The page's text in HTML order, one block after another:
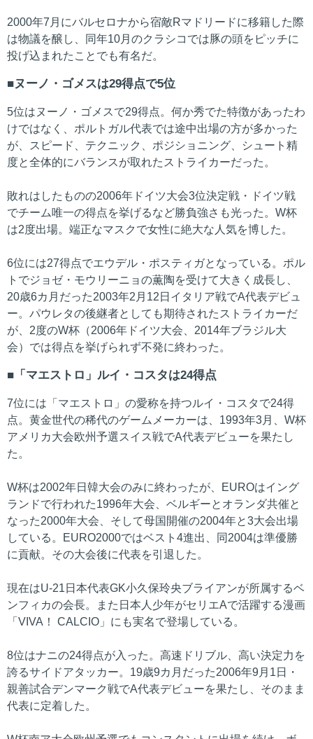
2000年7月にバルセロナから宿敵Rマドリードに移籍した際
は物議を醸し、同年10月のクラシコでは豚の頭をピッチに
投げ込まれたことでも有名だ。
ヌーノ・ゴメスは29得点で5位
5位はヌーノ・ゴメスで29得点。何か秀でた特徴があったわ
けではなく、ポルトガル代表では途中出場の方が多かった
が、スピード、テクニック、ポジショニング、シュート精
度と全体的にバランスが取れたストライカーだった。
敗れはしたものの2006年ドイツ大会3位決定戦・ドイツ戦
でチーム唯一の得点を挙げるなど勝負強さも光った。W杯
は2度出場。端正なマスクで女性に絶大な人気を博した。
6位には27得点でエウデル・ポスティガとなっている。ポル
トでジョゼ・モウリーニョの薫陶を受けて大きく成長し、
20歳6カ月だった2003年2月12日イタリア戦でA代表デビュ
ー。パウレタの後継者としても期待されたストライカーだ
が、2度のW杯（2006年ドイツ大会、2014年ブラジル大
会）では得点を挙げられず不発に終わった。
「マエストロ」ルイ・コスタは24得点
7位には「マエストロ」の愛称を持つルイ・コスタで24得
点。黄金世代の稀代のゲームメーカーは、1993年3月、W杯
アメリカ大会欧州予選スイス戦でA代表デビューを果たし
た。
W杯は2002年日韓大会のみに終わったが、EUROはイング
ランドで行われた1996年大会、ベルギーとオランダ共催と
なった2000年大会、そして母国開催の2004年と3大会出場
している。EURO2000ではベスト4進出、同2004は準優勝
に貢献。その大会後に代表を引退した。
現在はU-21日本代表GK小久保玲央ブライアンが所属するベ
ンフィカの会長。また日本人少年がセリエAで活躍する漫画
「VIVA！ CALCIO」にも実名で登場している。
8位はナニの24得点が入った。高速ドリブル、高い決定力を
誇るサイドアタッカー。19歳9カ月だった2006年9月1日・
親善試合デンマーク戦でA代表デビューを果たし、そのまま
代表に定着した。